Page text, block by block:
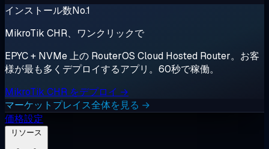
インストール数No.1
MikroTik CHR、ワンクリックで
EPYC + NVMe 上の RouterOS Cloud Hosted Router。お客
様が最も多くデプロイするアプリ。60秒で稼働。
MikroTik CHR をデプロイ →
マーケットプレイス全体を見る →
価格設定